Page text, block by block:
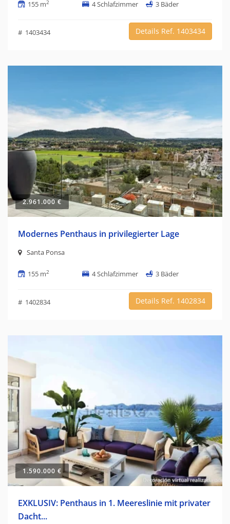
155 m2 4 Schlafzimmer 3 Bäder
# 1403434 Details Ref. 1403434
2.961.000 €
Modernes Penthaus in privilegierter Lage
Santa Ponsa
155 m2 4 Schlafzimmer 3 Bäder
# 1402834 Details Ref. 1402834
1.590.000 €
EXKLUSIV: Penthaus in 1. Meereslinie mit privater
Dacht...